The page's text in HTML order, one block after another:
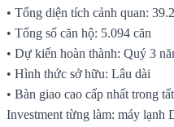
• Tổng diện tích cảnh quan:
• Tổng số căn hộ: 5.094 căn
• Dự kiến hoàn thành: Quý 3
• Hình thức sở hữu: Lâu dài
• Bàn giao cao cấp nhất trong
Investment từng làm: máy lạnh